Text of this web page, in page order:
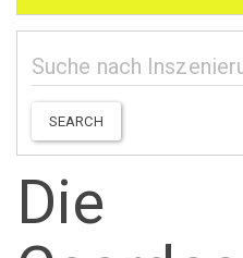
SEARCH
Die